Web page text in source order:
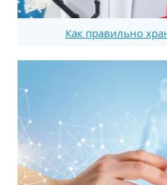
Как правильно